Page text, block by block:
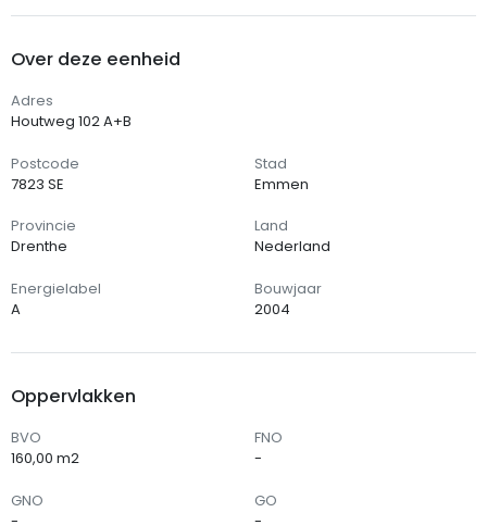
Over deze eenheid
Adres
Houtweg 102 A+B
Postcode
7823 SE
Stad
Emmen
Provincie
Drenthe
Land
Nederland
Energielabel
A
Bouwjaar
2004
Oppervlakken
BVO
160,00 m2
FNO
-
GNO
GO